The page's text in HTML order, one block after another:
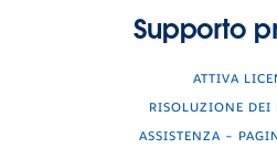
Supporto
ATTIVA
RISOLUZIONE DEI
ASSISTENZA –